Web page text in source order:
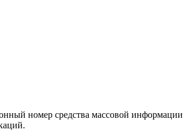
номер средства массовой